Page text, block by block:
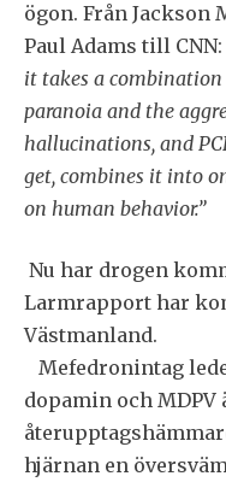
ögon. Från Jackson
Paul Adams till CNN:
it takes a
paranoia and the
hallucinations, and
get, combines it into
on human behavior.”
Nu har drogen
Larmrapport har
Västmanland.
Mefedronintag
dopamin och MDPV
hjärnan en